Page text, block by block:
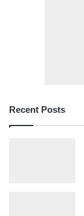
Recent Posts